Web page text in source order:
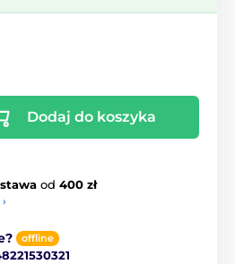
Dodaj do koszyka
od 400 zł
offline